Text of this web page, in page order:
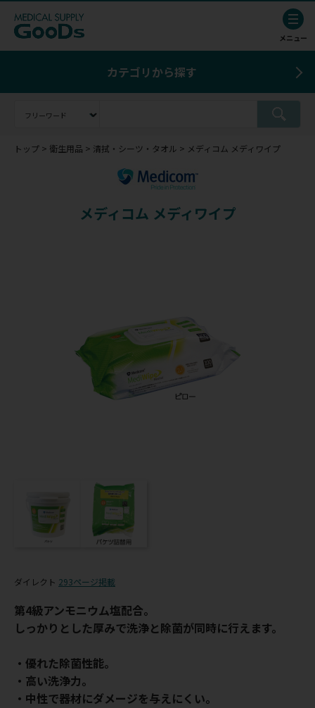
カテゴリから探す
トップ 衛生用品 清拭・シーツ・タオル メディコム メディワイプ
メディコム メディワイプ
ダイレクト 293ページ掲載
第4級アンモニウム塩配合。
しっかりとした厚みで洗浄と除菌が同時に行えます。
・優れた除菌性能。
・高い洗浄力。
・中性で器材にダメージを与えにくい。